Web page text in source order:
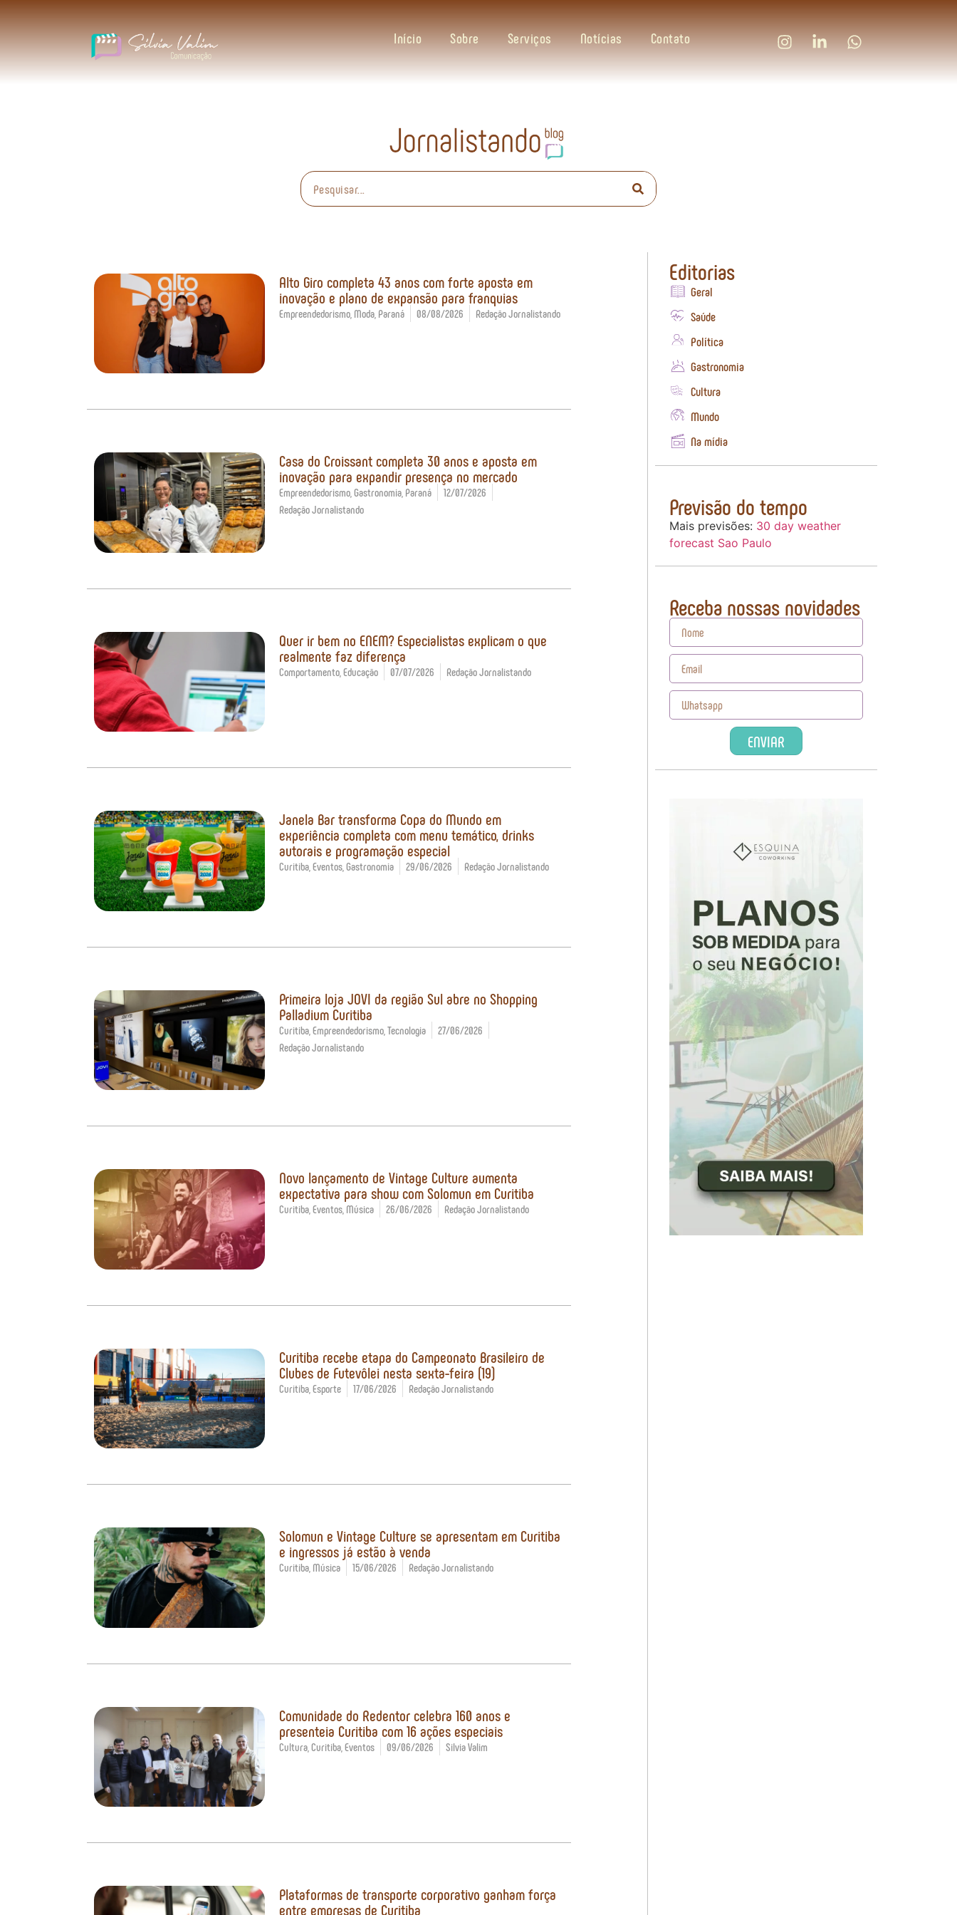
Início Sobre Serviços Notícias Contato
Alto Giro completa 43 anos com forte aposta em
inovação e plano de expansão para franquias
Empreendedorismo, Moda, Paraná 08/08/2026 Redação Jornalistando
Casa do Croissant completa 30 anos e aposta em
inovação para expandir presença no mercado
Empreendedorismo, Gastronomia, Paraná
12/07/2026
Redação Jornalistando
Quer ir bem no ENEM? Especialistas explicam o que
realmente faz diferença
Comportamento, Educação 07/07/2026 Redação Jornalistando
Janela Bar transforma Copa do Mundo em
experiência completa com menu temático, drinks
autorais e programação especial
Curitiba, Eventos, Gastronomia 29/06/2026 Redação Jornalistando
Primeira loja JOVI da região Sul abre no Shopping
Palladium Curitiba
Curitiba, Empreendedorismo, Tecnologia
27/06/2026
Redação Jornalistando
Novo lançamento de Vintage Culture aumenta
expectativa para show com Solomun em Curitiba
Curitiba, Eventos, Música 26/06/2026 Redação Jornalistando
Curitiba recebe etapa do Campeonato Brasileiro de
Clubes de Futevôlei nesta sexta-feira (19)
Curitiba, Esporte 17/06/2026 Redação Jornalistando
Solomun e Vintage Culture se apresentam em Curitiba
e ingressos já estão à venda
Curitiba, Música 15/06/2026 Redação Jornalistando
Comunidade do Redentor celebra 160 anos e
presenteia Curitiba com 16 ações especiais
Cultura, Curitiba, Eventos 09/06/2026 Silvia Valim
Plataformas de transporte corporativo ganham força
entre empresas de Curitiba
Editorias
Geral
Saúde
Política
Gastronomia
Cultura
Mundo
Na mídia
Previsão do tempo
Mais previsões: 30 day weather
forecast Sao Paulo
Receba nossas novidades
ENVIAR